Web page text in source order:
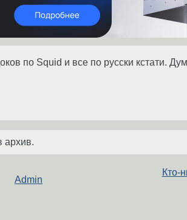
по Squid и все по русски кстати.
архив.
Admin
Кто-